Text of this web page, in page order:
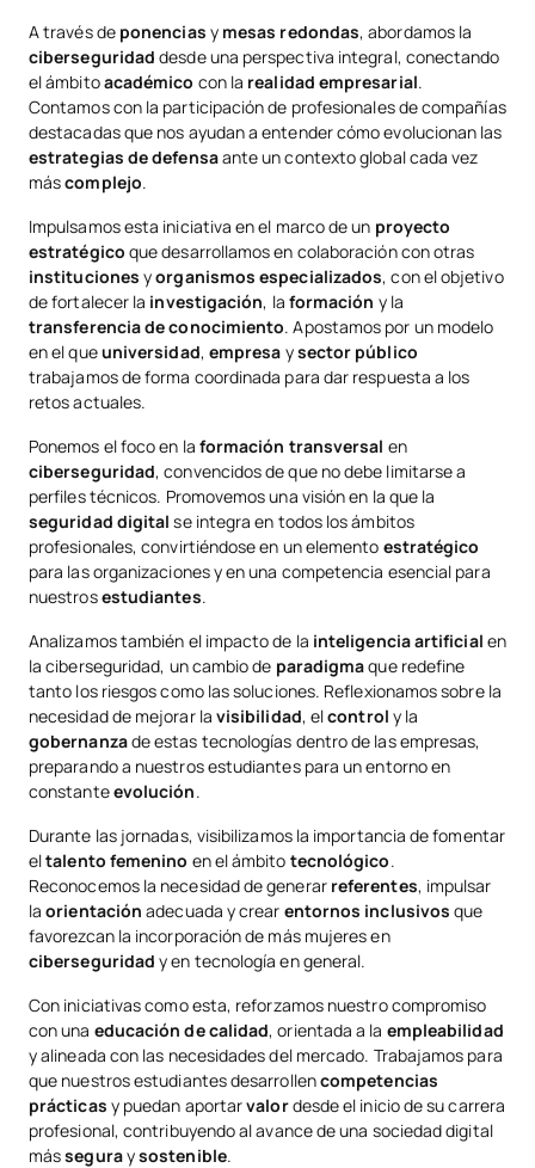
A través de ponencias y mesas redondas, abordamos la
ciberseguridad desde una perspectiva integral, conectando
el ámbitoacadémico con la realidad empresarial.
Contamos con la participación de profesionales de compañías
destacadas que nos ayudan a entender cómo evolucionan las
estrategias de defensaante un contexto global cada vez
máscomplejo.
Impulsamos esta iniciativa en el marco de un proyecto
estratégico que desarrollamos en colaboración con otras
instituciones yorganismos especializados, con el objetivo
de fortalecer la investigación, la formación y la
transferencia de conocimiento. Apostamos por un modelo
en el queuniversidad, empresa ysector público
trabajamos de forma coordinada para dar respuesta a los
retos actuales.
Ponemos el foco en la formación transversal en
ciberseguridad, convencidos de que no debe limitarse a
perfiles técnicos. Promovemos una visión en la que la
seguridad digital se integra en todos los ámbitos
profesionales, convirtiéndose en un elemento estratégico
para las organizaciones y en una competencia esencial para
nuestrosestudiantes.
Analizamos también el impacto de la inteligencia artificial en
la ciberseguridad, un cambio de paradigmaque redefine
tanto los riesgos como las soluciones. Reflexionamos sobre la
necesidad de mejorar la visibilidad, elcontrol y la
gobernanzade estas tecnologías dentro de las empresas,
preparando a nuestros estudiantes para un entorno en
constanteevolución.
Durante las jornadas, visibilizamos la importancia de fomentar
eltalento femenino en el ámbito tecnológico.
Reconocemos la necesidad de generar referentes, impulsar
laorientación adecuada y crear entornos inclusivos que
favorezcan la incorporación de más mujeres en
ciberseguridad y en tecnología en general.
Con iniciativas como esta, reforzamos nuestro compromiso
con una educación de calidad, orientada a la empleabilidad
y alineada con las necesidades del mercado. Trabajamos para
que nuestros estudiantes desarrollencompetencias
prácticas y puedan aportarvalordesde el inicio de su carrera
profesional, contribuyendo al avance de una sociedad digital
másseguraysostenible.